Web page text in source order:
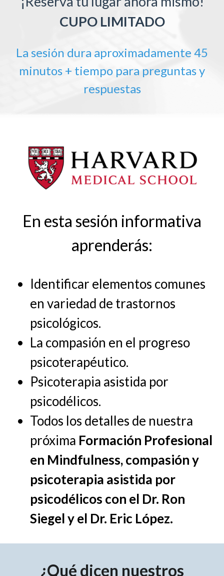
CUPO LIMITADO
La sesión dura aproximadamente 45
minutos + tiempo para preguntas y
respuestas
En esta sesión informativa
aprenderás:
Identificar elementos comunes
en variedad de trastornos
psicológicos.
La compasión en el progreso
psicoterapéutico.
Psicoterapia asistida por
psicodélicos.
Todos los detalles de nuestra
próxima Formación Profesional
en Mindfulness, compasión y
psicoterapia asistida por
psicodélicos con el Dr. Ron
Siegel y el Dr. Eric López.
¿Qué dicen nuestros